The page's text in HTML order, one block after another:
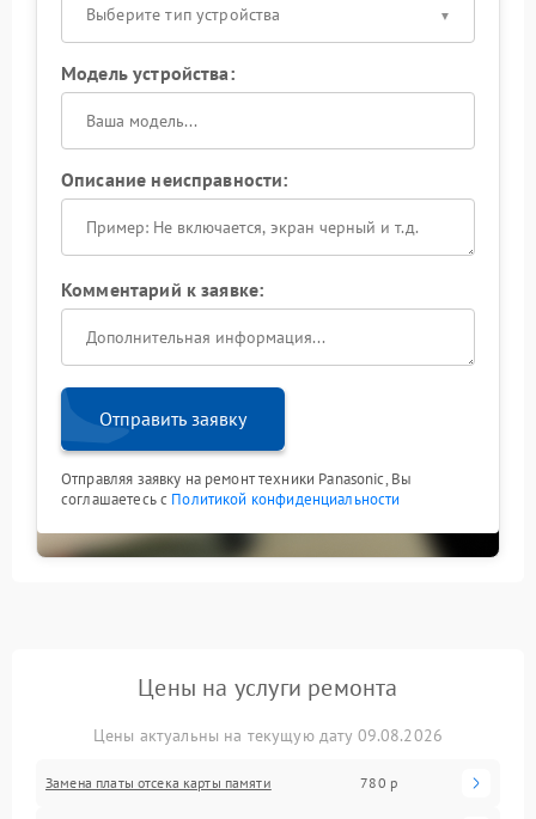
Выберите тип устройства
Модель устройства:
Описание неисправности:
Комментарий к заявке:
Отправить заявку
Отправляя заявку на ремонт техники Panasonic, Вы
соглашаетесь с Политикой конфиденциальности
Цены на услуги ремонта
Цены актуальны на текущую дату 09.08.2026
Замена платы отсека карты памяти 780 р